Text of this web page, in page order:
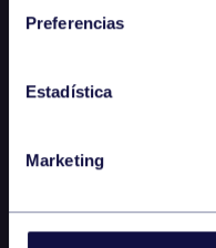
Preferencias
Estadística
Marketing